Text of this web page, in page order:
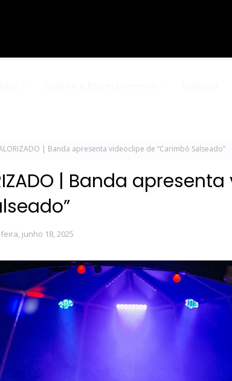
| Banda apresenta videoclipe de “Carimbó Salseado”
| Banda
junho 18, 2025